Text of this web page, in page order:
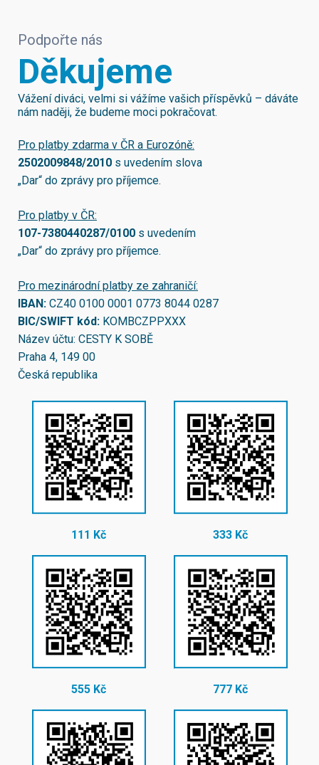
Podpořte nás
Děkujeme
Vážení diváci, velmi si vážíme vašich příspěvků – dáváte
nám naději, že budeme moci pokračovat.
Pro platby zdarma v ČR a Eurozóně:
2502009848/2010 s uvedením slova
„Dar“ do zprávy pro příjemce.
Pro platby v ČR:
107-7380440287/0100 s uvedením
„Dar“ do zprávy pro příjemce.
Pro mezinárodní platby ze zahraničí:
IBAN: CZ40 0100 0001 0773 8044 0287
BIC/SWIFT kód: KOMBCZPPXXX
Název účtu: CESTY K SOBĚ
Praha 4, 149 00
Česká republika
111 Kč 333 Kč
555 Kč 777 Kč